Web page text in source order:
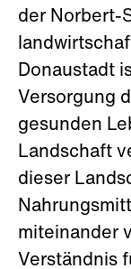
der Norbert-
Donaustadt
Versorgung
gesunden
Landschaft
dieser
miteinander
Verständnis